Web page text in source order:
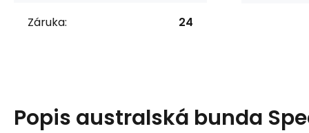
Záruka: 24
Popis australská bunda